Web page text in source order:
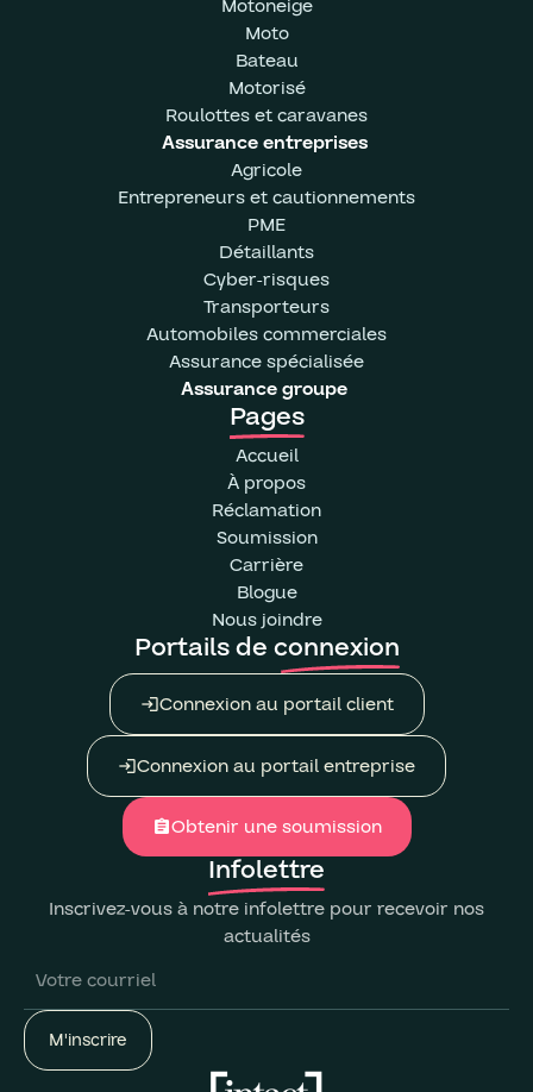
Motoneige
Moto
Bateau
Motorisé
Roulottes et caravanes
Assurance entreprises
Agricole
Entrepreneurs et cautionnements
PME
Détaillants
Cyber-risques
Transporteurs
Automobiles commerciales
Assurance spécialisée
Assurance groupe
Pages
Accueil
À propos
Réclamation
Soumission
Carrière
Blogue
Nous joindre
Portails de connexion
loginConnexion au portail client
loginConnexion au portail entreprise
assignmentObtenir une soumission
Infolettre
Inscrivez-vous à notre infolettre pour recevoir nos
actualités